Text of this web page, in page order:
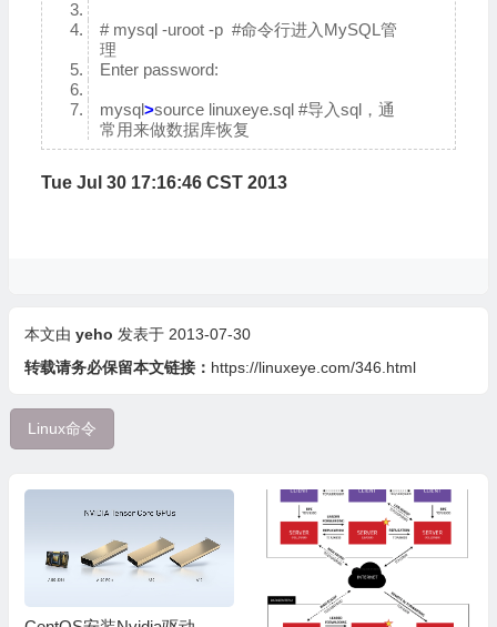
# mysql -uroot -p #命令行进入MySQL管
理
Enter password:
mysql>source linuxeye.sql #导入sql，通
常用来做数据库恢复
Tue Jul 30 17:16:46 CST 2013
本文由 yeho 发表于 2013-07-30
转载请务必保留本文链接： https://linuxeye.com/346.html
Linux命令